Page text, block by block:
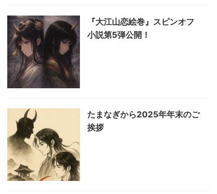
『大江山恋絵巻』スピンオフ
小説第5弾公開！
たまなぎから2025年年末のご
挨拶